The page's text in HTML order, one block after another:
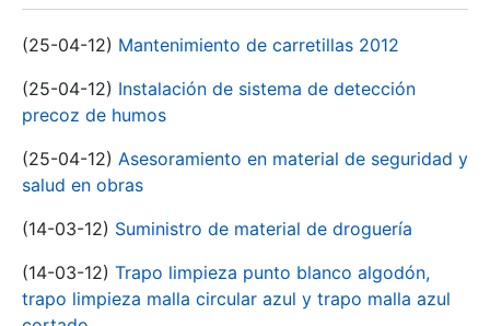
(25-04-12) Mantenimiento de carretillas 2012
(25-04-12) Instalación de sistema de detección
precoz de humos
(25-04-12) Asesoramiento en material de seguridad y
salud en obras
(14-03-12) Suministro de material de droguería
(14-03-12) Trapo limpieza punto blanco algodón,
trapo limpieza malla circular azul y trapo malla azul